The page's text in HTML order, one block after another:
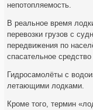
непотопляемость.
В реальное время
перевозки грузов с
передвижения по
спасательное
Гидросамолёты с
летающими лодками.
Кроме того, термин